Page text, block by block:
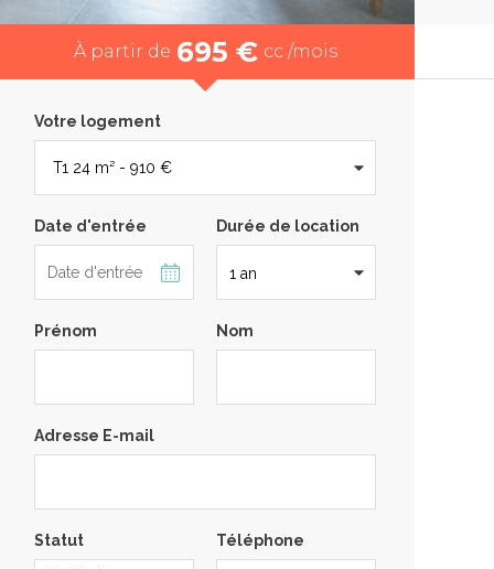
À partir de 695 € cc /mois
Votre logement
Date d'entrée Durée de location
Prénom Nom
Adresse E-mail
Statut Téléphone